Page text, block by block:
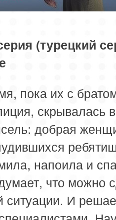
(турецкий
пока их с
скрывалась
добрая
напоила и
что можно
ситуации. И